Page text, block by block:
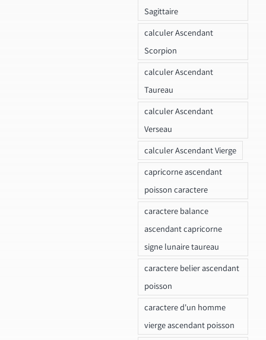
Sagittaire
calculer Ascendant
Scorpion
calculer Ascendant
Taureau
calculer Ascendant
Verseau
calculer Ascendant Vierge
capricorne ascendant
poisson caractere
caractere balance
ascendant capricorne
signe lunaire taureau
caractere belier ascendant
poisson
caractere d'un homme
vierge ascendant poisson